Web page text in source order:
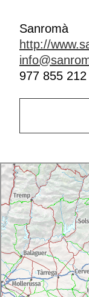
Sanromà
http://
977 855 212